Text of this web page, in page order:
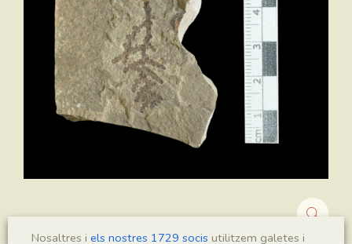
Nosaltres i els nostres 1729 socis utilitzem galetes i